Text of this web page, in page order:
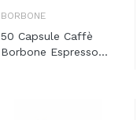
BORBONE
50 Capsule Caffè
Borbone Espresso...